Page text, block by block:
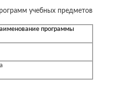
учебных предметов
программы